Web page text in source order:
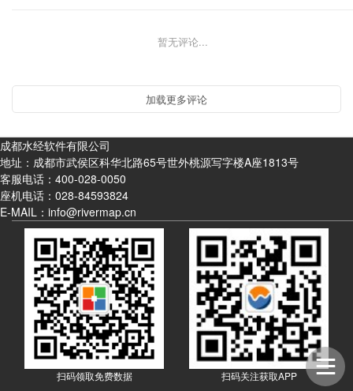
暂无评论...
成都水经软件有限公司
地址：成都市武侯区科华北路65号世外桃源写字楼A座1813号
客服电话： 400-028-0050
座机电话： 028-84593824
E-MAIL：info@rivermap.cn
扫码领取免费数据 扫码关注获取APP